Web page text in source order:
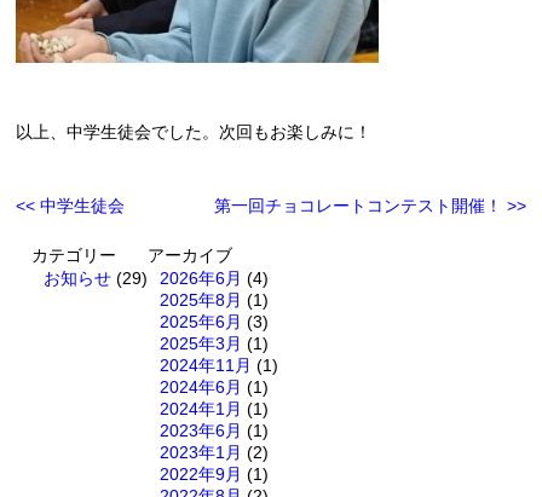
以上、中学生徒会でした。次回もお楽しみに！
<< 中学生徒会 第一回チョコレートコンテスト開催！ >>
カテゴリー
お知らせ (29)
アーカイブ
2026年6月 (4)
2025年8月 (1)
2025年6月 (3)
2025年3月 (1)
2024年11月 (1)
2024年6月 (1)
2024年1月 (1)
2023年6月 (1)
2023年1月 (2)
2022年9月 (1)